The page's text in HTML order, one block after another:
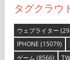
タグクラウ
ウェブライター
IPHONE (15079)
ゲーム (8566)